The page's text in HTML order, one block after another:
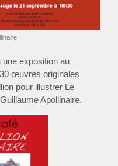
une exposition au
œuvres originales
pour illustrer Le
Apollinaire.